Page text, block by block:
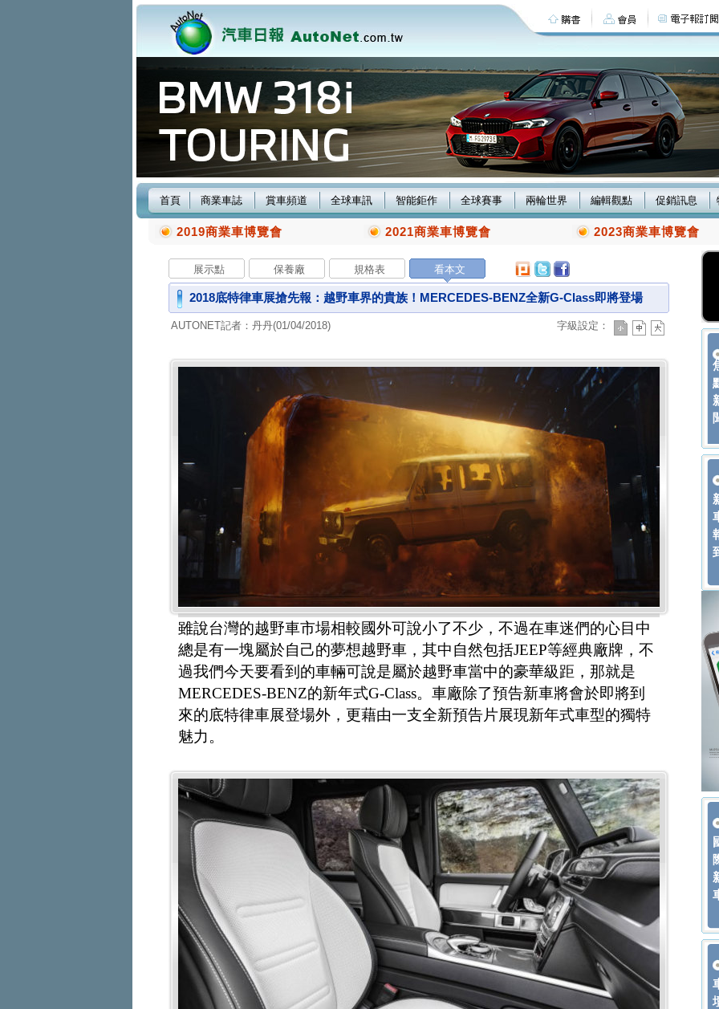
首頁 商業車誌 賞車頻道 全球車訊 智能鉅作 全球賽事 兩輪世界 編輯觀點 促銷訊息
2019商業車博覽會 2021商業車博覽會 2023商業車博覽會
展示點 保養廠 規格表 看本文
2018底特律車展搶先報：越野車界的貴族！MERCEDES-BENZ全新G-Class即將登場
AUTONET記者：丹丹(01/04/2018) 字級設定：
雖說台灣的越野車市場相較國外可說小了不少，不過在車迷們的心目中
總是有一塊屬於自己的夢想越野車，其中自然包括JEEP等經典廠牌，不
過我們今天要看到的車輛可說是屬於越野車當中的豪華級距，那就是
MERCEDES-BENZ的新年式G-Class。車廠除了預告新車將會於即將到
來的底特律車展登場外，更藉由一支全新預告片展現新年式車型的獨特
魅力。